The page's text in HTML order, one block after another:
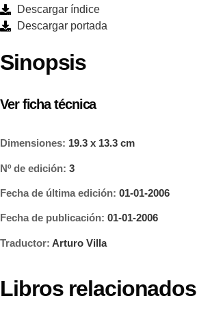
Descargar índice
Descargar portada
Sinopsis
Ver ficha técnica
Dimensiones: 19.3 x 13.3 cm
Nº de edición: 3
Fecha de última edición: 01-01-2006
Fecha de publicación: 01-01-2006
Traductor: Arturo Villa
Libros relacionados